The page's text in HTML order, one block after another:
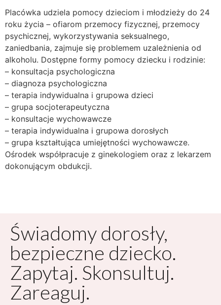
Placówka udziela pomocy dzieciom i młodzieży do 24
roku życia – ofiarom przemocy fizycznej, przemocy
psychicznej, wykorzystywania seksualnego,
zaniedbania, zajmuje się problemem uzależnienia od
alkoholu. Dostępne formy pomocy dziecku i rodzinie:
– konsultacja psychologiczna
– diagnoza psychologiczna
– terapia indywidualna i grupowa dzieci
– grupa socjoterapeutyczna
– konsultacje wychowawcze
– terapia indywidualna i grupowa dorosłych
– grupa kształtująca umiejętności wychowawcze.
Ośrodek współpracuje z ginekologiem oraz z lekarzem
dokonującym obdukcji.
Świadomy dorosły,
bezpieczne dziecko.
Zapytaj. Skonsultuj.
Zareaguj.